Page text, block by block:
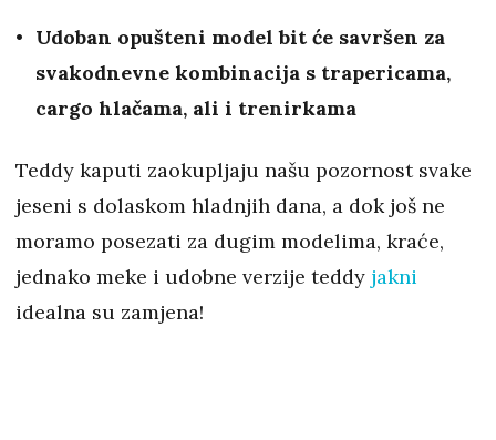
Udoban opušteni model bit će savršen za
svakodnevne kombinacija s trapericama,
cargo hlačama, ali i trenirkama
Teddy kaputi zaokupljaju našu pozornost svake
jeseni s dolaskom hladnjih dana, a dok još ne
moramo posezati za dugim modelima, kraće,
jednako meke i udobne verzije teddy jakni
idealna su zamjena!